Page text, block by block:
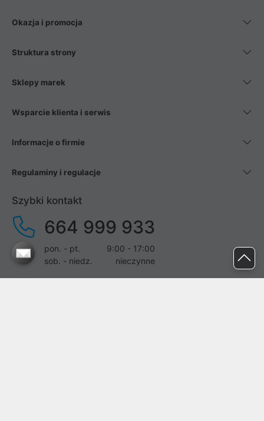
Okazja i promocja
Struktura strony
Sklepy marek
Wsparcie klienta i serwis
Informacje o firmie
Regulaminy i regulacje
Szybki kontakt
664 999 933
pon. - pt.
9:00 - 17:00
sob. - niedz.
nieczynne